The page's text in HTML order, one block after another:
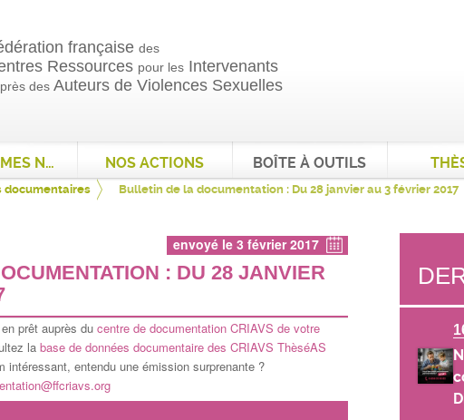
française des
Ressources pour les Intervenants
des Auteurs de Violences Sexuelles
QUI SOMMES NOUS ? NOS ACTIONS BOÎTE À OUTILS
documentaires Bulletin de la documentation : Du 28 janvier au 3 février 2017
: DU 28 JANVIER
envoyé le 3 février 2017
prêt auprès du centre de documentation CRIAVS de votre
la base de données documentaire des CRIAVS ThèséAS
entendu une émission surprenante ?